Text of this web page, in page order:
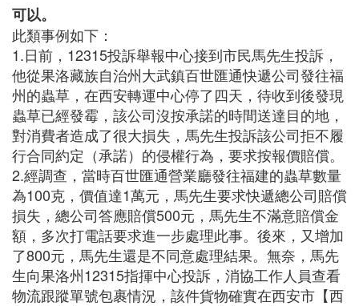
可以。
此類事例如下：
1.日前，12315投訴舉報中心接到市民馬先生投訴，
他從果洛藏族自治州大武鎮百世匯通快遞公司發往福
州的蟲草，在西安轉運中心停了四天，待收到後發現
蟲草已經發霉，該公司沒按承諾的時間送達目的地，
對消費者造成了很大損失，馬先生投訴該公司拒不履
行合同約定（承諾）的侵權行為，要求按報價賠償。
2.經調查，當時百世匯通營業廳發往福建的蟲草數量
為100克，價值達1萬元，馬先生要求快遞總公司賠償
損失，總公司答應賠償500元，馬先生不滿意賠償金
額，多次打電話要求進一步處理此事。後來，又增加
了800元，馬先生還是不同意處理結果。無奈，馬先
生向果洛州12315指揮中心投訴，消協工作人員查看
物流跟蹤單號包裹情況，該件貨物確實在西安市【西